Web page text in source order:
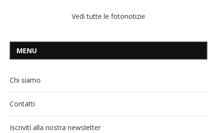
Vedi tutte le fotonotizie
MENU
Chi siamo
Contatti
Iscriviti alla nostra newsletter